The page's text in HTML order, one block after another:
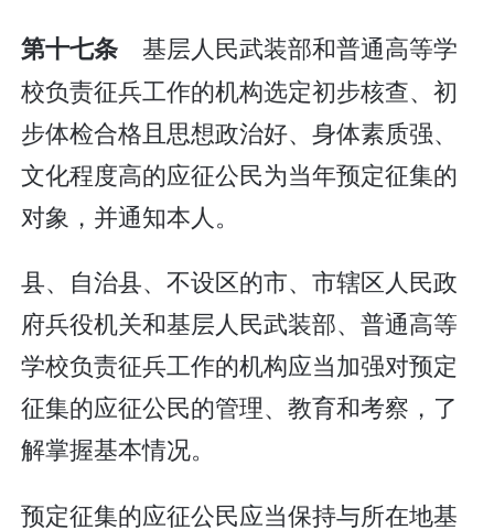
第十七条 基层人民武装部和普通高等学
校负责征兵工作的机构选定初步核查、初
步体检合格且思想政治好、身体素质强、
文化程度高的应征公民为当年预定征集的
对象，并通知本人。
县、自治县、不设区的市、市辖区人民政
府兵役机关和基层人民武装部、普通高等
学校负责征兵工作的机构应当加强对预定
征集的应征公民的管理、教育和考察，了
解掌握基本情况。
预定征集的应征公民应当保持与所在地基